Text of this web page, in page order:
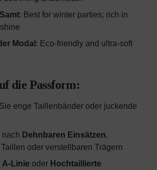
: Best for winter parties; rich in
Modal: Eco-friendly and ultra-soft
die Passform:
enge Taillenbänder oder juckende
nach Dehnbaren Einsätzen,
oder verstellbaren Trägern
A-Linie oder Hochtaillierte